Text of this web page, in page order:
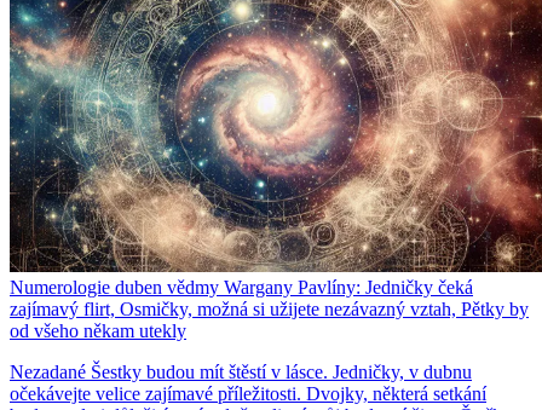
Numerologie duben vědmy Wargany Pavlíny: Jedničky čeká
zajímavý flirt, Osmičky, možná si užijete nezávazný vztah, Pětky by
od všeho někam utekly
Nezadané Šestky budou mít štěstí v lásce. Jedničky, v dubnu
očekávejte velice zajímavé příležitosti. Dvojky, některá setkání